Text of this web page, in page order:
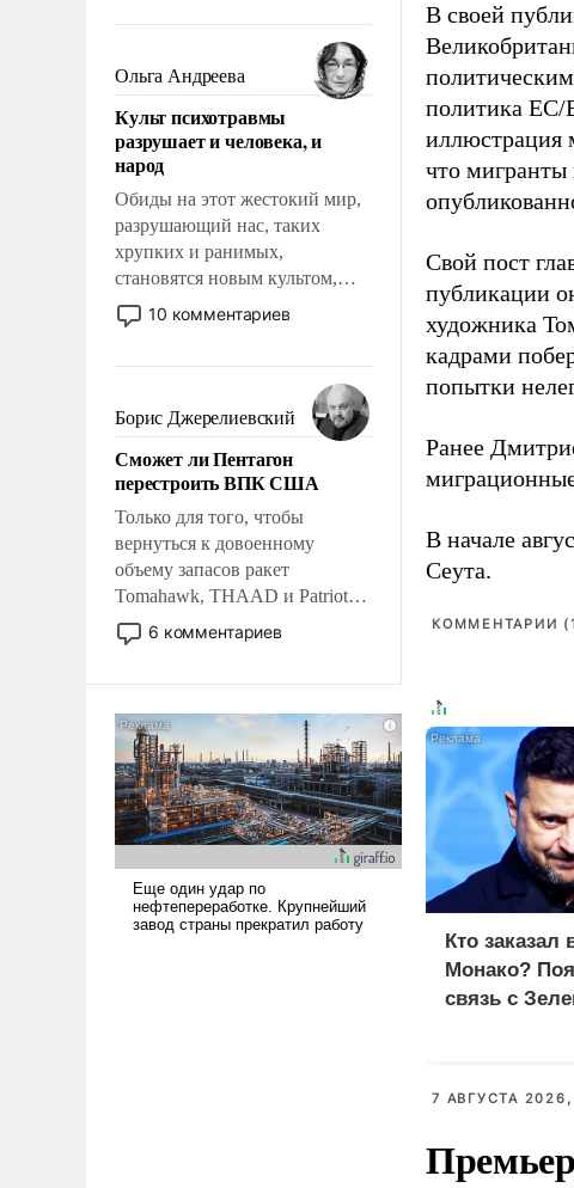
сложна и амбициозна. Однако
и ее реализация радикально
поднимет наши боевые
возможности.
Ольга Андреева
Культ психотравмы
разрушает и человека, и
народ
Обиды на этот жестокий мир,
разрушающий нас, таких
хрупких и ранимых,
становятся новым культом,
постепенно вытесняя и
отменяя традиционное
мужественным и твердым под
ударами судьбы, брать на себя
ответственность, помогать
слабым, идти вперед и
адаптироваться.
10 комментариев
Борис Джерелиевский
Сможет ли Пентагон
перестроить ВПК США
Только для того, чтобы
вернуться к довоенному
объему запасов ракет
Tomahawk, THAAD и Patriot
США потребуется более трех
лет. Даже небольшая война с
Сложившаяся ситуация
означает многолетний период
уязвимости США, например,
перед Китаем.
6 комментариев
В своей
политика ЕС/
иллюстрация
что мигранты
Свой пост
публикации
художника
кадрами
попытки
Ранее
В начале
Сеута.
КОММЕНТАРИИ
Кто заказал
Монако?
связь с
7 АВГУСТА